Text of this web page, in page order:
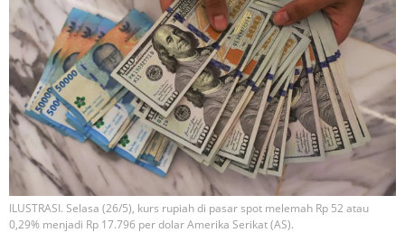
ILUSTRASI. Selasa (26/5), kurs rupiah di pasar spot melemah Rp 52 atau
0,29% menjadi Rp 17.796 per dolar Amerika Serikat (AS).